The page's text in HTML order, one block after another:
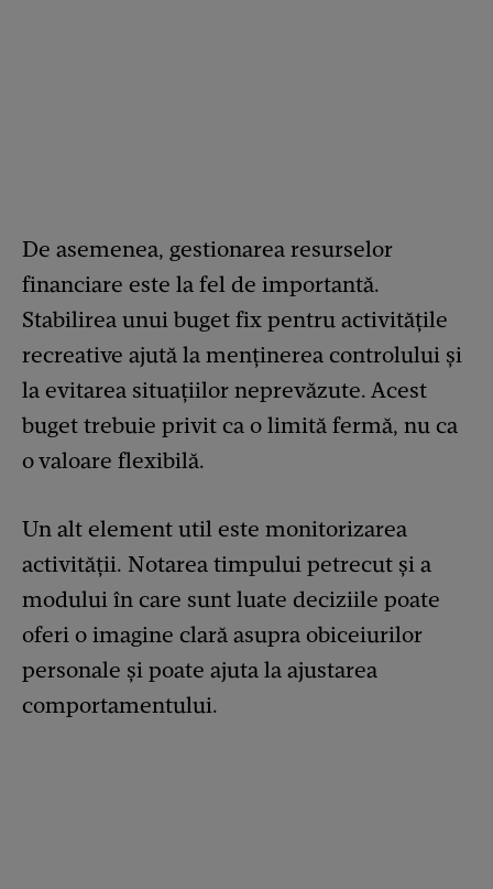
De asemenea, gestionarea resurselor
financiare este la fel de importantă.
Stabilirea unui buget fix pentru activitățile
recreative ajută la menținerea controlului și
la evitarea situațiilor neprevăzute. Acest
buget trebuie privit ca o limită fermă, nu ca
o valoare flexibilă.
Un alt element util este monitorizarea
activității. Notarea timpului petrecut și a
modului în care sunt luate deciziile poate
oferi o imagine clară asupra obiceiurilor
personale și poate ajuta la ajustarea
comportamentului.